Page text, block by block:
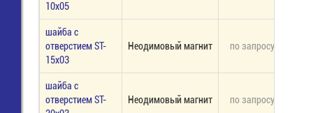
10х05
шайба с
отверстием ST-
15х03
Неодимовый магнит по запросу
шайба с
отверстием ST-
Неодимовый магнит по запросу